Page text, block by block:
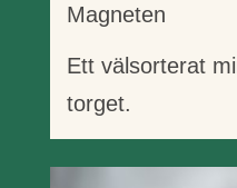
Magneten
Ett välsorterat
torget.